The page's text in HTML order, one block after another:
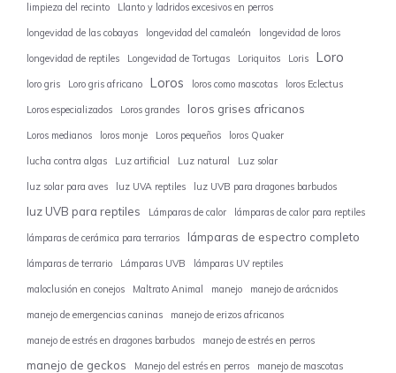
limpieza del recinto Llanto y ladridos excesivos en perros
longevidad de las cobayas longevidad del camaleón longevidad de loros
longevidad de reptiles Longevidad de Tortugas Loriquitos Loris Loro
loro gris Loro gris africano Loros loros como mascotas loros Eclectus
Loros especializados Loros grandes loros grises africanos
Loros medianos loros monje Loros pequeños loros Quaker
lucha contra algas Luz artificial Luz natural Luz solar
luz solar para aves luz UVA reptiles luz UVB para dragones barbudos
luz UVB para reptiles Lámparas de calor lámparas de calor para reptiles
lámparas de cerámica para terrarios lámparas de espectro completo
lámparas de terrario Lámparas UVB lámparas UV reptiles
maloclusión en conejos Maltrato Animal manejo manejo de arácnidos
manejo de emergencias caninas manejo de erizos africanos
manejo de estrés en dragones barbudos manejo de estrés en perros
manejo de geckos Manejo del estrés en perros manejo de mascotas